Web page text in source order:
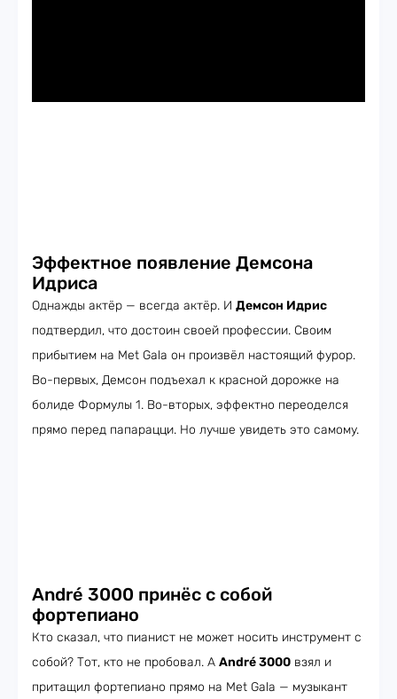
Эффектное появление Демсона
Идриса
Однажды актёр — всегда актёр. И Демсон Идрис
подтвердил, что достоин своей профессии. Своим
прибытием на Met Gala он произвёл настоящий фурор.
Во-первых, Демсон подъехал к красной дорожке на
болиде Формулы 1. Во-вторых, эффектно переоделся
прямо перед папарацци. Но лучше увидеть это самому.
André 3000 принёс с собой
фортепиано
Кто сказал, что пианист не может носить инструмент с
собой? Тот, кто не пробовал. А André 3000 взял и
притащил фортепиано прямо на Met Gala — музыкант